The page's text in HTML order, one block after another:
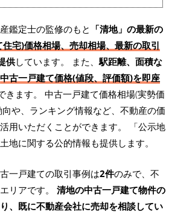
鑑定士の監修のもと 「清地」の最新の
宅)価格相場、売却相場、最新の取引
供しています。 また、駅距離、面積な
中古一戸建て価格(値段、評価額)を即座
きます。 中古一戸建て価格相場(実勢価
や、ランキング情報など、不動産の価
用いただくことができます。
「公示地
地に関する公的情報も提供します。
一戸建ての取引事例は2件のみで、不
リアです。 清地の中古一戸建て物件の
、既に不動産会社に売却を相談してい